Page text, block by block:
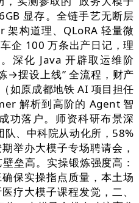
显存。全链手艺无断层
构道理、QLoRA 轻量微
企 100 万条出产日记，理
深化 Java 开辟取运维阶
→摆设上线” 全流程，财产
如原成都地铁 AI 项目担任
解析到高阶的 Agent 智
功落户。师资科研布景深
、中科院从动化所，58%
举办大模子专场聘请会，
垒高。实操锻炼强度高：
保实操指点质量，本土场
疗大模子课程发觉，二、